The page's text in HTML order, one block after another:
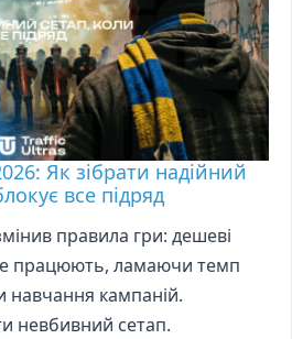
Як зібрати надійний
все підряд
правила гри: дешеві
працюють, ламаючи темп
навчання кампаній.
невбивний сетап.